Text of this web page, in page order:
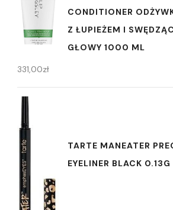
CONDITIONER
Z ŁUPIEŻEM I
GŁOWY 1000 ML
331,00zł
TARTE MANEATER
EYELINER BLACK 0.13G